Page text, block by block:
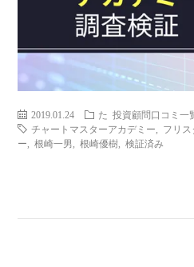
2019.01.24 た
投資顧問口コミ一
チャートマスターアカデミー
フリス
ー
,根崎一男 ,根崎優樹 ,検証済み